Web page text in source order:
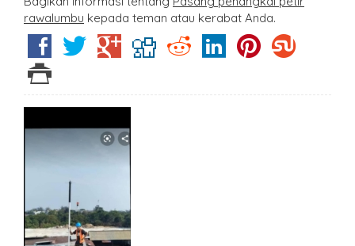
rawalumbu kepada teman atau kerabat Anda.